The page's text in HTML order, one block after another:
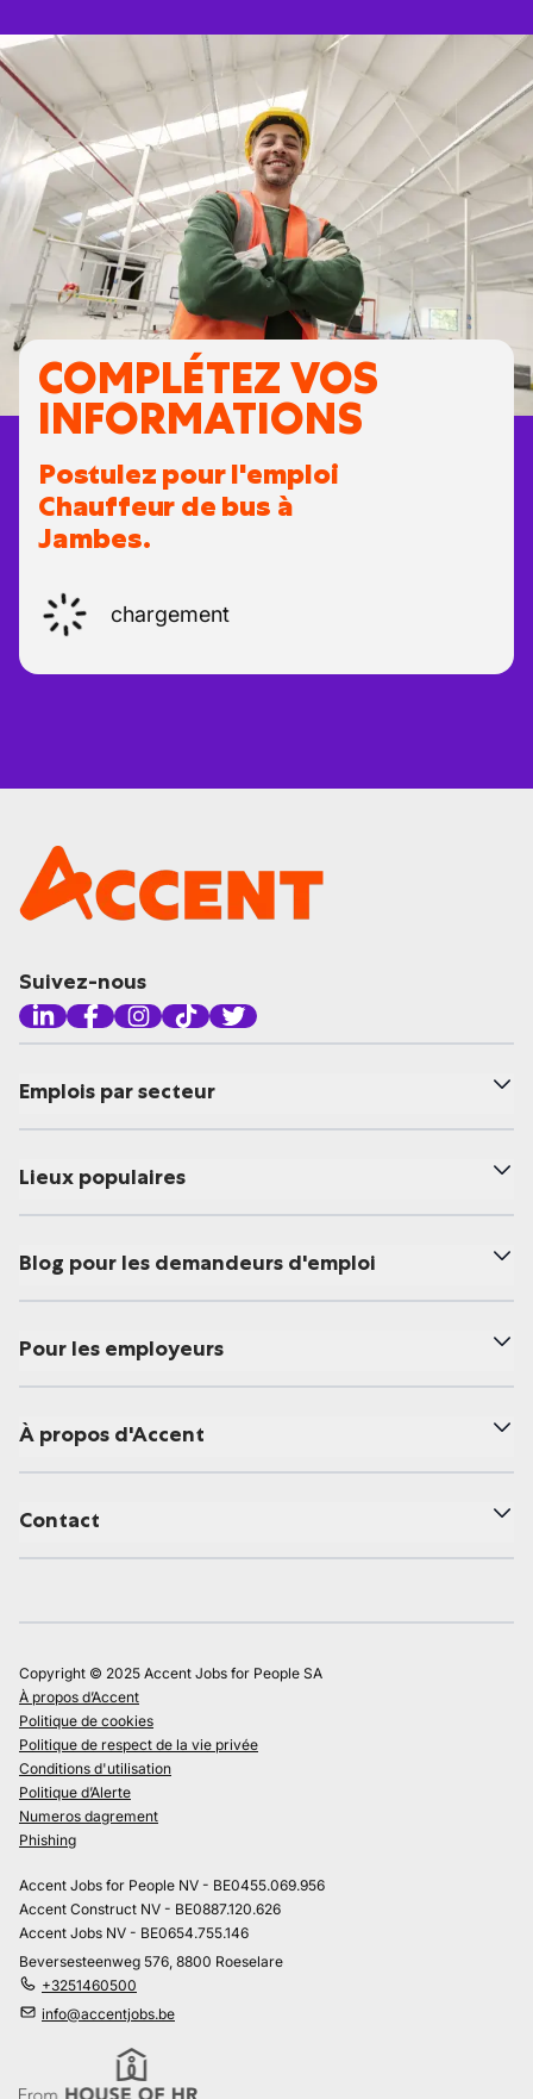
COMPLÉTEZ VOS
INFORMATIONS
Postulez pour l'emploi
Chauffeur de bus à
Jambes.
chargement
Suivez-nous
Emplois par secteur
Lieux populaires
Blog pour les demandeurs d'emploi
Pour les employeurs
À propos d'Accent
Contact
Copyright © 2025 Accent Jobs for People SA
À propos d’Accent
Politique de cookies
Politique de respect de la vie privée
Conditions d'utilisation
Politique d’Alerte
Numeros dagrement
Phishing
Accent Jobs for People NV - BE0455.069.956
Accent Construct NV - BE0887.120.626
Accent Jobs NV - BE0654.755.146
Beversesteenweg 576, 8800 Roeselare
+3251460500
info@accentjobs.be